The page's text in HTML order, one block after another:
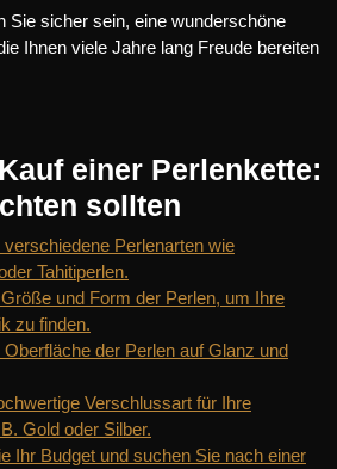
Sie sicher sein, eine wunderschöne
Ihnen viele Jahre lang Freude bereiten
einer Perlenkette:
sollten
Perlenarten wie
Tahitiperlen.
und Form der Perlen, um Ihre
zu finden.
der Perlen auf Glanz und
Verschlussart für Ihre
Gold oder Silber.
Ihr Budget und suchen Sie nach einer